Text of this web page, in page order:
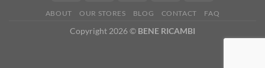
ABOUT OUR STORES BLOG CONTACT FAQ
Copyright 2026 © BENE RICAMBI